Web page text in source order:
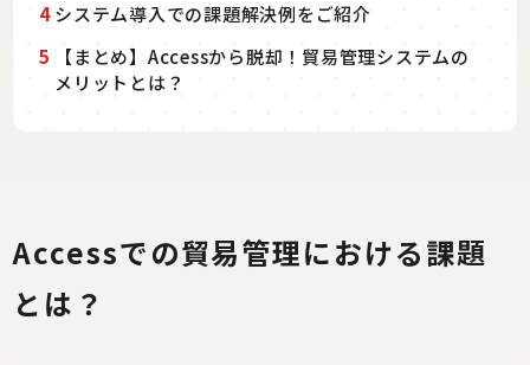
4システム導入での課題解決例をご紹介
5 【まとめ】Accessから脱却！貿易管理システムの
メリットとは？
Accessでの貿易管理における課題
とは？